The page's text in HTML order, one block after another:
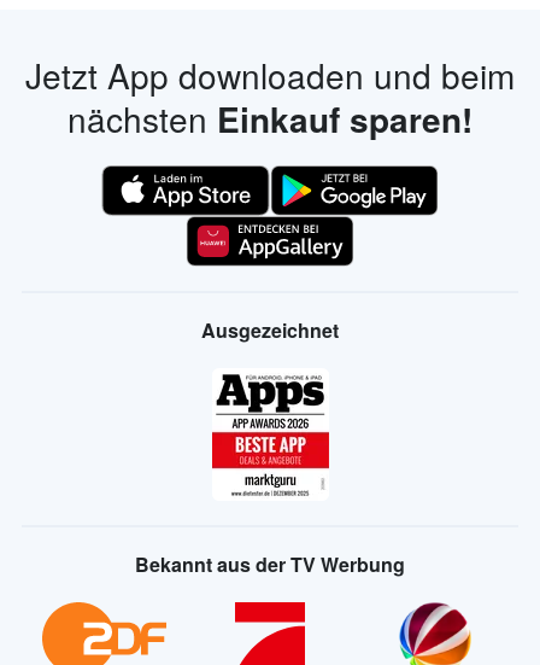
Jetzt App downloaden und beim
nächsten Einkauf sparen!
Ausgezeichnet
Bekannt aus der TV Werbung